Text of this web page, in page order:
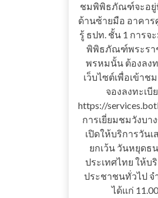
ชมพิพิธภัณฑ์จะอยู่
ด้านซ้ายมือ อาคาร
รู้ ธปท. ชั้น 1 การจ
พิพิธภัณฑ์พระรา
พรหมนั้น ต้องลง
เว็บไซต์เพื่อเข้าช
จองลงทะเบี
https://
การเยี่ยมชมวังบา
เปิดให้บริการวัน
ยกเว้น วันหยุดธ
ประเทศไทย ให้บ
ประชาชนทั่วไป จ
ได้แก่